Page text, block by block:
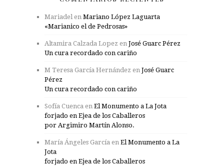
Mariadel en Mariano López Laguarta
«Marianico el de Pedrosas»
Altamira Calzada Lopez en José Guarc Pérez
Un cura recordado con cariño
M Teresa García Hernández en José Guarc
Pérez
Un cura recordado con cariño
Sofía Cuenca en El Monumento a La Jota
forjado en Ejea de los Caballeros
por Argimiro Martín Alonso.
María Ángeles García en El Monumento a La
Jota
forjado en Ejea de los Caballeros